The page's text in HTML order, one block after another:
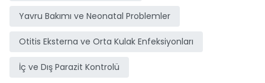
Yavru Bakımı ve Neonatal Problemler
Otitis Eksterna ve Orta Kulak Enfeksiyonları
İç ve Dış Parazit Kontrolü